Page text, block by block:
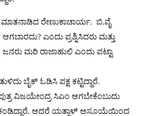
ರೇಣುಕಾಚಾರ್ಯ. ಬಿ.ವೈ
ಎಂದು ಪ್ರಶ್ನಿಸಿದರು ಮತ್ತು
ಮರಿ ರಾಜಾಹುಲಿ ಎಂದು ಪಟ್ಟಾ
ಬೈಕ್ ಓಡಿಸಿ ಪಕ್ಷ ಕಟ್ಟಿದ್ದಾರೆ.
ವಿಜಯೇಂದ್ರ ಸಿಎಂ ಆಗಬೇಕೆಂಬುದು
ಕಂಡಿದ್ದಾರೆ. ಆದರೆ ಯತ್ನಾಳ್​ ಅಸೂಯೆಯಿಂದ